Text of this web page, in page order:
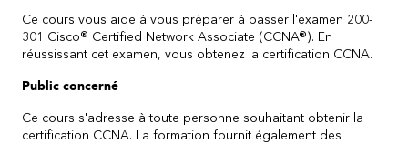
Ce cours vous aide à vous préparer à passer l'examen 200-
301 Cisco® Certified Network Associate (CCNA®). En
réussissant cet examen, vous obtenez la certification CCNA.
Public concerné
Ce cours s'adresse à toute personne souhaitant obtenir la
certification CCNA. La formation fournit également des